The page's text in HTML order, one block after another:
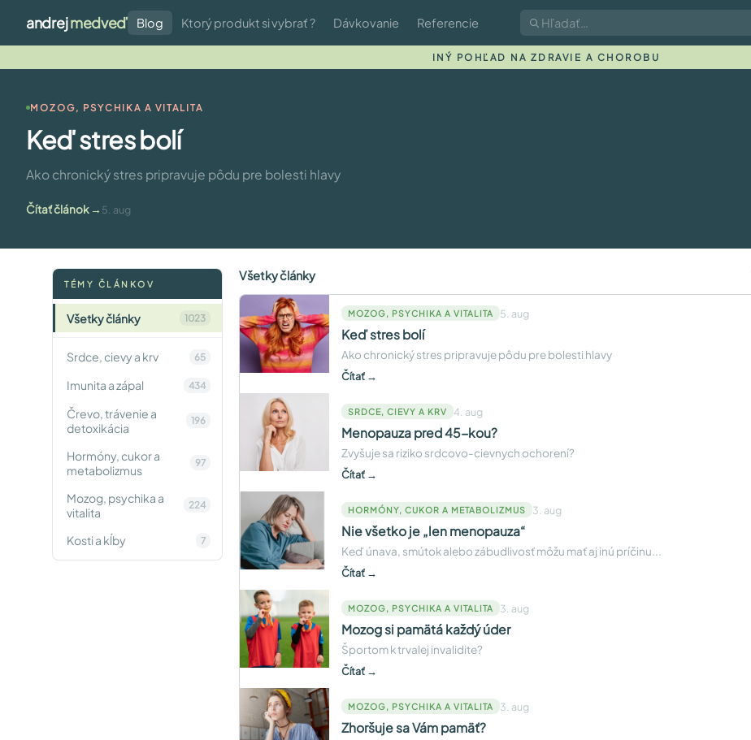
andrejmedveď Blog Ktorý produkt si vybrať ? Dávkovanie Referencie
INÝ POHĽAD NA ZDRAVIE A CHOROBU
MOZOG, PSYCHIKA A VITALITA
Keď stres bolí
Ako chronický stres pripravuje pôdu pre bolesti hlavy
Čítať článok 5. aug
TÉMY ČLÁNKOV
Všetky články 1023
Srdce, cievy a krv 65
Imunita a zápal 434
Črevo, trávenie a
detoxikácia
196
Hormóny, cukor a
metabolizmus
97
Mozog, psychika a
vitalita
224
Kosti a kĺby 7
Všetky články
MOZOG, PSYCHIKA A VITALITA 5. aug
Keď stres bolí
Ako chronický stres pripravuje pôdu pre bolesti hlavy
Čítať →
SRDCE, CIEVY A KRV 4. aug
Menopauza pred 45-kou?
Zvyšuje sa riziko srdcovo-cievnych ochorení?
Čítať →
HORMÓNY, CUKOR A METABOLIZMUS 3. aug
Nie všetko je „len menopauza“
Keď únava, smútok alebo zábudlivosť môžu mať aj inú príčinu...
Čítať →
MOZOG, PSYCHIKA A VITALITA 3. aug
Mozog si pamätá každý úder
Športom k trvalej invalidite?
Čítať →
MOZOG, PSYCHIKA A VITALITA 3. aug
Zhoršuje sa Vám pamäť?